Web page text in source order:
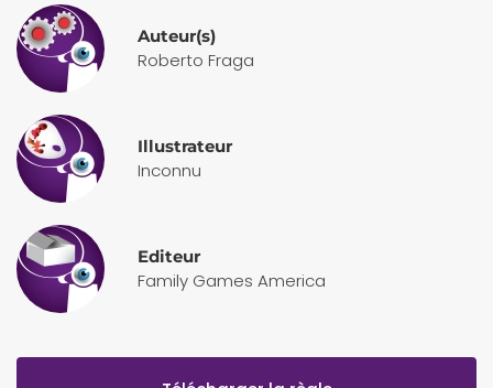
Auteur(s)
Roberto Fraga
Illustrateur
Inconnu
Editeur
Family Games America